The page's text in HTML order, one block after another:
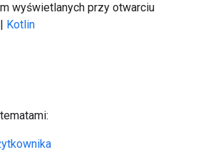
wyświetlanych przy otwarciu
Kotlin